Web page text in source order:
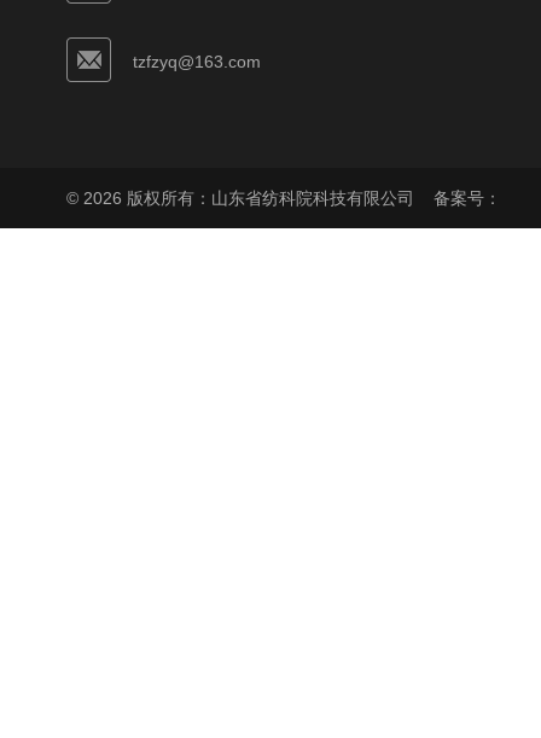
tzfzyq@163.com
© 2026 版权所有：山东省纺科院科技有限公司 备案号：